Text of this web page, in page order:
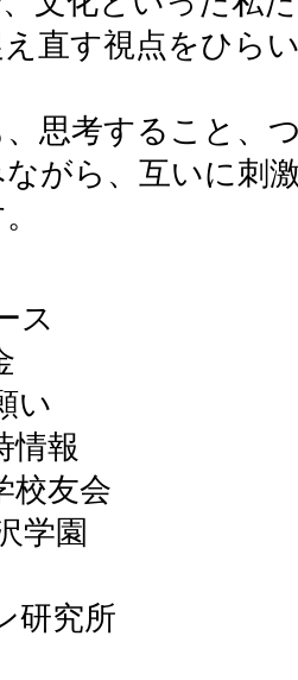
直す視点をひら
思考すること、
がら、互いに刺
ス
い
情報
校友会
学園
研究所